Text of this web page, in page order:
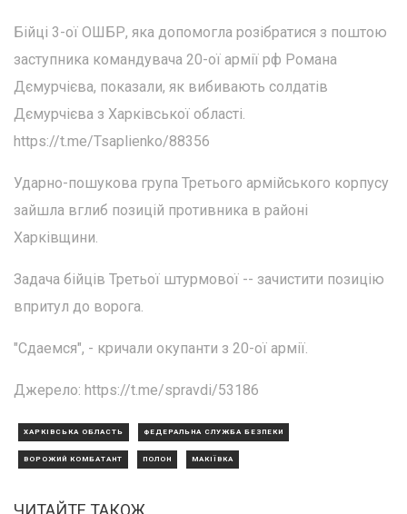
Бійці 3-ої ОШБР, яка допомогла розібратися з поштою
заступника командувача 20-ої армії рф Романа
Дємурчієва, показали, як вибивають солдатів
Дємурчієва з Харківської області.
https://t.me/Tsaplienko/88356
Ударно-пошукова група Третього армійського корпусу
зайшла вглиб позицій противника в районі
Харківщини.
Задача бійців Третьої штурмової -- зачистити позицію
впритул до ворога.
"Сдаемся", - кричали окупанти з 20-ої армії.
Джерело: https://t.me/spravdi/53186
ХАРКІВСЬКА ОБЛАСТЬ ФЕДЕРАЛЬНА СЛУЖБА БЕЗПЕКИ
ВОРОЖИЙ КОМБАТАНТ ПОЛОН МАКІЇВКА
ЧИТАЙТЕ ТАКОЖ